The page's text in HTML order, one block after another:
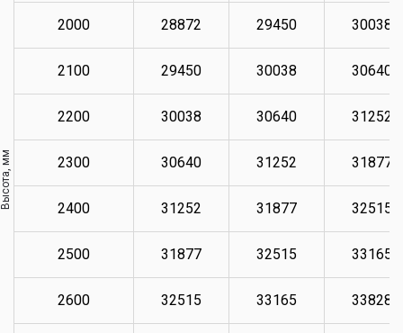
Высота, мм
2000 28872 29450 30038
2100 29450 30038 30640
2200 30038 30640 31252
2300 30640 31252 31877
2400 31252 31877 32515
2500 31877 32515 33165
2600 32515 33165 33828